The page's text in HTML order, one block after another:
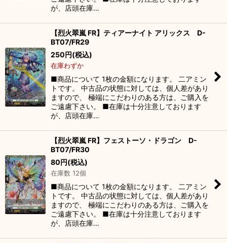
が、店頭在庫…
【烈火翠嵐 FR】ティアーナイト アリックス D-
BT07/FR29
250円(税込)
在庫わずか
■商品について 1枚の金額になります。 二アミン
トです。 中古品の状態に対しては、個人差があり
ますので、 極端にこだわりのある方は、ご購入を
ご遠慮下さい。 ■在庫は十分注意しております
が、店頭在庫…
【烈火翠嵐 FR】フェストーソ・ドラゴン D-
BT07/FR30
80円(税込)
在庫数 12個
■商品について 1枚の金額になります。 二アミン
トです。 中古品の状態に対しては、個人差があり
ますので、 極端にこだわりのある方は、ご購入を
ご遠慮下さい。 ■在庫は十分注意しております
が、店頭在庫…